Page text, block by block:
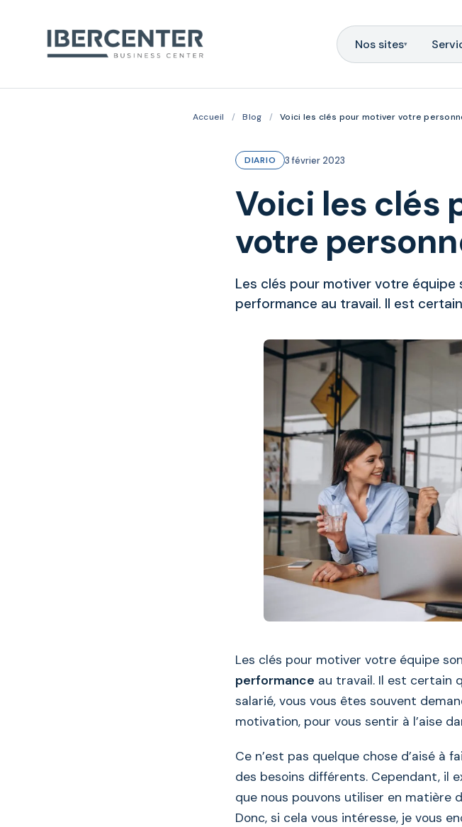
Nos sites▾
Accueil / Blog / Voici les clés pour motiver votre
DIARIO 3 février 2023
Voici les clés
votre
Les clés pour motiver votre
performance au travail. Il est
Les clés pour motiver votre équipe
performance au travail. Il est certain
salarié, vous vous êtes souvent
motivation, pour vous sentir à l’aise
Ce n’est pas quelque chose d’aisé à
des besoins différents. Cependant, il
que nous pouvons utiliser en matière
Donc, si cela vous intéresse, je vous